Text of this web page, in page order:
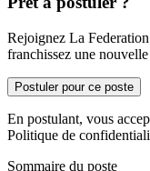
Rejoignez La
franchissez une
Postuler pour ce poste
En postulant, vous
Politique de
Sommaire du poste